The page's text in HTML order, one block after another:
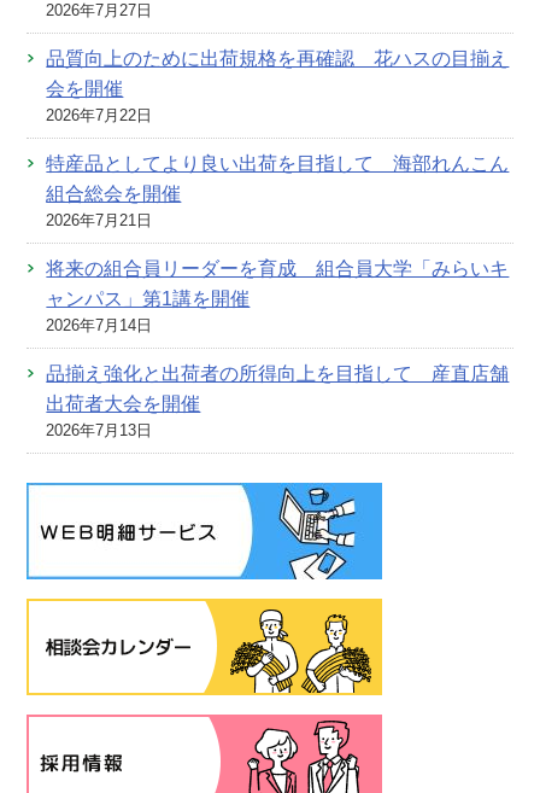
2026年7月27日
品質向上のために出荷規格を再確認 花ハスの目揃え
会を開催
2026年7月22日
特産品としてより良い出荷を目指して 海部れんこん
組合総会を開催
2026年7月21日
将来の組合員リーダーを育成 組合員大学「みらいキ
ャンパス」第1講を開催
2026年7月14日
品揃え強化と出荷者の所得向上を目指して 産直店舗
出荷者大会を開催
2026年7月13日